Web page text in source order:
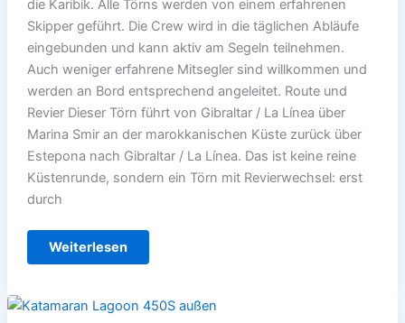
die Karibik. Alle Törns werden von einem erfahrenen
Skipper geführt. Die Crew wird in die täglichen Abläufe
eingebunden und kann aktiv am Segeln teilnehmen.
Auch weniger erfahrene Mitsegler sind willkommen und
werden an Bord entsprechend angeleitet. Route und
Revier Dieser Törn führt von Gibraltar / La Línea über
Marina Smir an der marokkanischen Küste zurück über
Estepona nach Gibraltar / La Línea. Das ist keine reine
Küstenrunde, sondern ein Törn mit Revierwechsel: erst
durch
T57
Mittelmeer-
Marokko
Weiterlesen